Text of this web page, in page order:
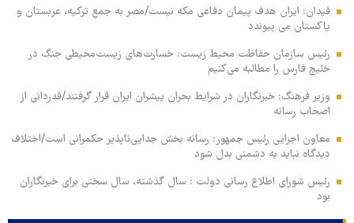
فیدان: ایران هدف پیمان دفاعی مکه نیست/مصر به جمع ترکیه، عربستان و
پاکستان می پیوندد
رئیس سازمان حفاظت محیط زیست: خسارت‌های زیست‌محیطی جنگ در
خلیج فارس را مطالبه‌ می‌کنیم
وزیر فرهنگ: خبرنگاران در شرایط بحران پیشران ایران قرار گرفتند/قدردانی از
اصحاب رسانه
معاون اجرایی رئیس جمهور: رسانه بخش جدایی‌ناپذیر حکمرانی است/اختلاف
دیدگاه نباید به دشمنی بدل شود
رئیس شورای اطلاع رسانی دولت : سال گذشته، سال سختی برای خبرنگاران
بود